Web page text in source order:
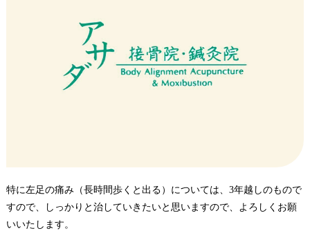
特に左足の痛み（長時間歩くと出る）については、3年越しのもので
すので、しっかりと治していきたいと思いますので、よろしくお願
いいたします。